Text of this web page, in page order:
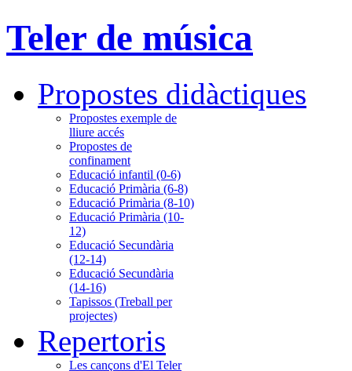
Teler de música
Propostes didàctiques
Propostes exemple de
lliure accés
Propostes de
confinament
Educació infantil (0-6)
Educació Primària (6-8)
Educació Primària (8-10)
Educació Primària (10-
12)
Educació Secundària
(12-14)
Educació Secundària
(14-16)
Tapissos (Treball per
projectes)
Repertoris
Les cançons d'El Teler